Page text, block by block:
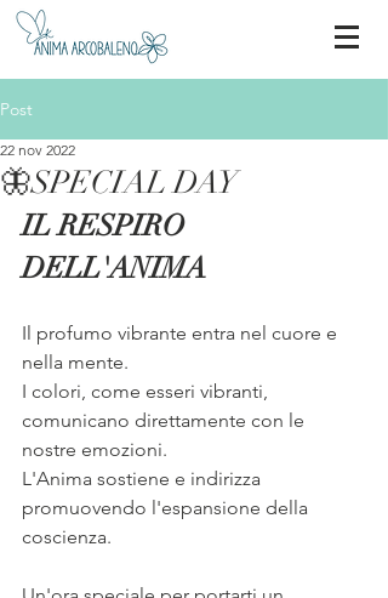
Post
🦋SPECIAL DAY
22 nov 2022
IL RESPIRO
DELL'ANIMA
Il profumo vibrante entra nel cuore e
nella mente.
I colori, come esseri vibranti,
comunicano direttamente con le
nostre emozioni.
L'Anima sostiene e indirizza
promuovendo l'espansione della
coscienza.